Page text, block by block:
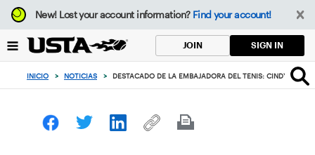
Enfoque
desde
botón
volver
principio
New!Lost your account information? Find your account!
JOIN SIGN IN
INICIO > NOTICIAS > DESTACADO DE LA EMBAJADORA DEL TENIS: CINDY